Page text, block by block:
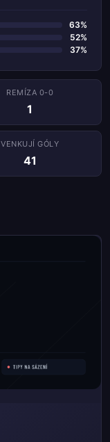
63%
52%
37%
REMÍZA 0-0
1
VENKUJÍ GÓLY
41